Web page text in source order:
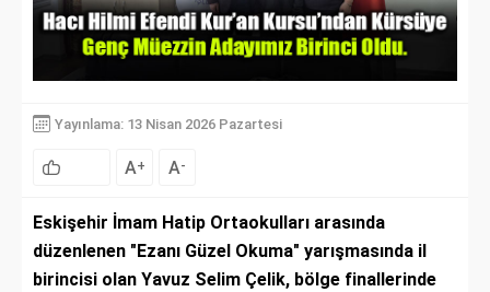
Yayınlama: 13 Nisan 2026 Pazartesi
A+ A-
Eskişehir İmam Hatip Ortaokulları arasında
düzenlenen "Ezanı Güzel Okuma" yarışmasında il
birincisi olan Yavuz Selim Çelik, bölge finallerinde